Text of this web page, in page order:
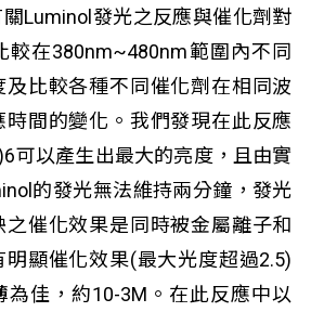
Luminol發光之反應與催化劑對
較在380nm~480nm範圍內不同
及比較各種不同催化劑在相同波
時間的變化。我們發現在此反應
6可以產生出最大的亮度，且由實
的發光無法維持兩分鐘，發光
之催化效果是同時被金屬離子和
顯催化效果(最大光度超過2.5)
為佳，約10-3M。在此反應中以